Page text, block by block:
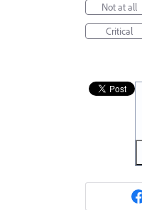
Not at all
Critical